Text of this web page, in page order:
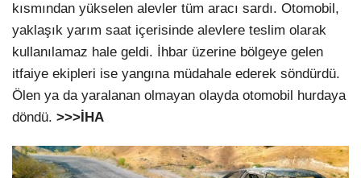
kısmından yükselen alevler tüm aracı sardı. Otomobil,
yaklaşık yarım saat içerisinde alevlere teslim olarak
kullanılamaz hale geldi. İhbar üzerine bölgeye gelen
itfaiye ekipleri ise yangına müdahale ederek söndürdü.
Ölen ya da yaralanan olmayan olayda otomobil hurdaya
döndü. >>>İHA